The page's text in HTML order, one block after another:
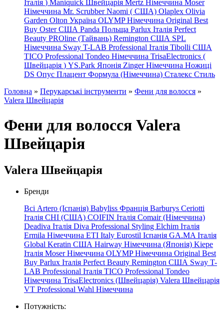
Італія ) Maniquick Швейцарія Mertz Німеччина Moser
Німеччина Mr. Scrubber Naomi ( США) Olaplex Olivia
Garden Olton Україна OLYMP Німеччина Original Best
Buy Oster США Panda Польща Parlux Італія Perfect
Beauty PROline (Тайвань) Remington США SPL
Німеччина Sway T-LAB Professional Італія Tibolli США
TICO Professional Tondeo Німеччина TrisaElectronics (
Швейцарія ) YS.Park Японія Zinger Німеччина Ножиці
DS Опус Плацент Формула (Німеччина) Сталекс Стиль
Головна » Перукарські інструменти » Фени для волосся »
Valera Швейцарія
Фени для волосся Valera
Швейцарія
Valera Швейцарія
Бренди
Всі Artero (Іспанія) Babyliss Франція Barburys Ceriotti
Італія CHI (США) COIFIN Італія Comair (Німеччина)
Deadiva Італія Diva Professional Styling Elchim Італія
Ermila Німеччина ETI Italy Eurostil Іспанія GA.MA Італія
Global Keratin США Hairway Німеччина (Японія) Kiepe
Італія Moser Німеччина OLYMP Німеччина Original Best
Buy Parlux Італія Perfect Beauty Remington США Sway T-
LAB Professional Італія TICO Professional Tondeo
Німеччина TrisaElectronics (Швейцарія) Valera Швейцарія
VT Professional Wahl Німеччина
Потужність: